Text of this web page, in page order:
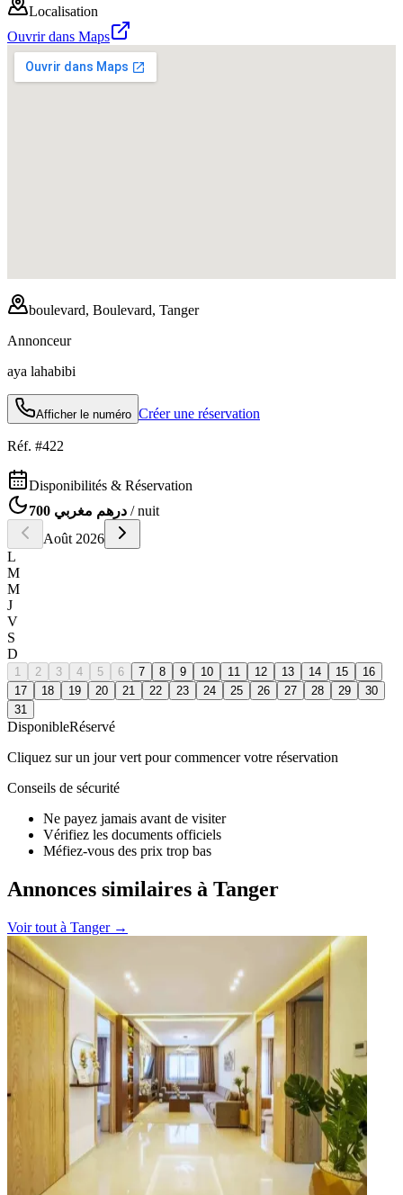
Localisation
Ouvrir dans Maps
boulevard, Boulevard, Tanger
Annonceur
aya lahabibi
Afficher le numéro Créer une réservation
Réf. #422
Disponibilités & Réservation
700 درهم مغربي / nuit
Août 2026
L
M
M
J
V
S
D
1 2 3 4 5 6 7 8 9 10 11 12 13 14 15
16
17
18 19 20 21 22 23 24 25 26 27 28 29
30
31
DisponibleRéservé
Cliquez sur un jour vert pour commencer votre réservation
Conseils de sécurité
Ne payez jamais avant de visiter
Vérifiez les documents officiels
Méfiez-vous des prix trop bas
Annonces similaires à Tanger
Voir tout à Tanger→